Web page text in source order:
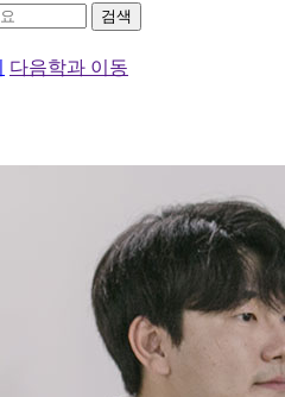
검색
다음학과 이동